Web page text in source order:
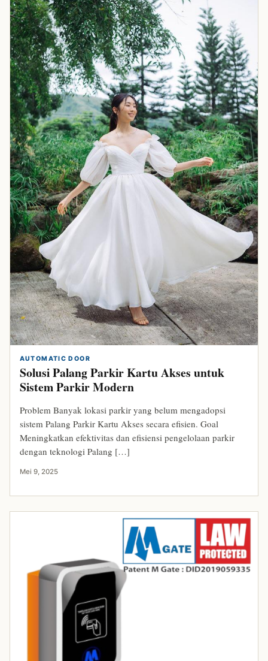
AUTOMATIC DOOR
Solusi Palang Parkir Kartu Akses untuk
Sistem Parkir Modern
Problem Banyak lokasi parkir yang belum mengadopsi
sistem Palang Parkir Kartu Akses secara efisien. Goal
Meningkatkan efektivitas dan efisiensi pengelolaan parkir
dengan teknologi Palang […]
Mei 9, 2025